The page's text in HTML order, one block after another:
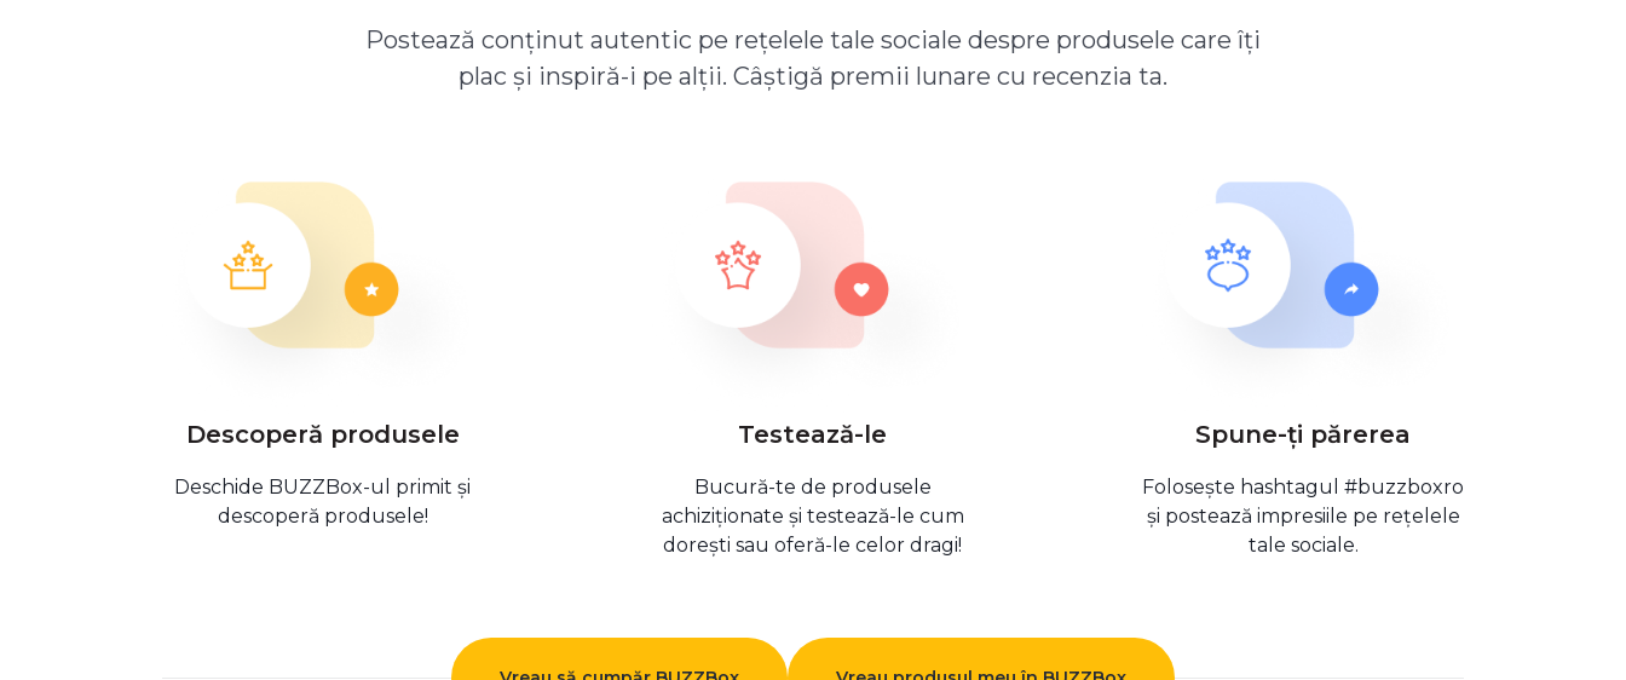
Postează conținut autentic pe rețelele tale sociale despre produsele care îți
plac și inspiră-i pe alții. Câștigă premii lunare cu recenzia ta.
Descoperă produsele
Deschide BUZZBox-ul primit și
descoperă produsele!
Testează-le
Bucură-te de produsele
achiziționate și testează-le cum
dorești sau oferă-le celor dragi!
Spune-ți părerea
Folosește hashtagul #buzzboxro
și postează impresiile pe rețelele
tale sociale.